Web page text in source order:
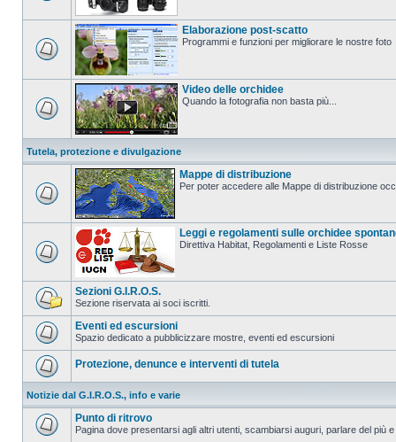
Elaborazione post-scatto
Programmi e funzioni per migliorare le nostre foto
Video delle orchidee
Quando la fotografia non basta più...
Tutela, protezione e divulgazione
Mappe di distribuzione
Per poter accedere alle Mappe di distribuzione
Leggi e regolamenti sulle orchidee
Direttiva Habitat, Regolamenti e Liste Rosse
Sezioni G.I.R.O.S.
Sezione riservata ai soci iscritti.
Eventi ed escursioni
Spazio dedicato a pubblicizzare mostre, eventi ed escursioni
Protezione, denunce e interventi di tutela
Notizie dal G.I.R.O.S., info e varie
Punto di ritrovo
Pagina dove presentarsi agli altri utenti, scambiarsi auguri, parlare del più